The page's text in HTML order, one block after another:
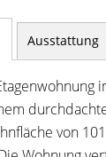
Ausstattung
von